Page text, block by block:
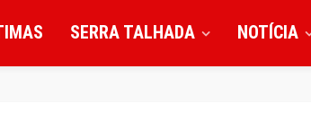
SERRA TALHADA NOTÍCIA